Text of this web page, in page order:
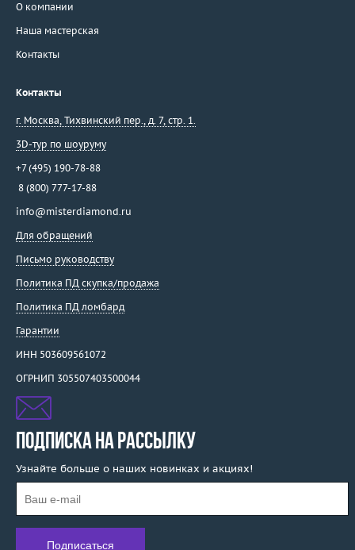
О компании
Наша мастерская
Контакты
Контакты
г. Москва, Тихвинский пер., д. 7, стр. 1.
3D-тур по шоуруму
+7 (495) 190-78-88
8 (800) 777-17-88
info@misterdiamond.ru
Для обращений
Письмо руководству
Политика ПД скупка/продажа
Политика ПД ломбард
Гарантии
ИНН 503609561072
ОГРНИП 305507403500044
ПОДПИСКА НА РАССЫЛКУ
Узнайте больше о наших новинках и акциях!